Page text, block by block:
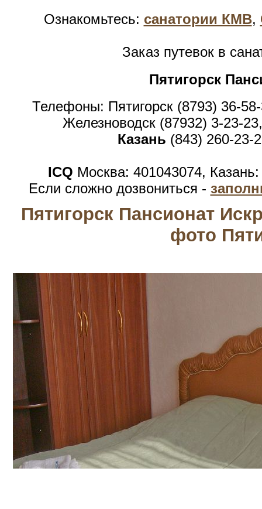
Ознакомьтесь: санатории КМВ,
Заказ путевок в
Пятигорск
Телефоны: Пятигорск (8793) 36-
Железноводск (87932) 3-23-
Казань (843) 260-23-
ICQ Москва: 401043074,
Если сложно дозвониться -
Пятигорск Пансионат
фото